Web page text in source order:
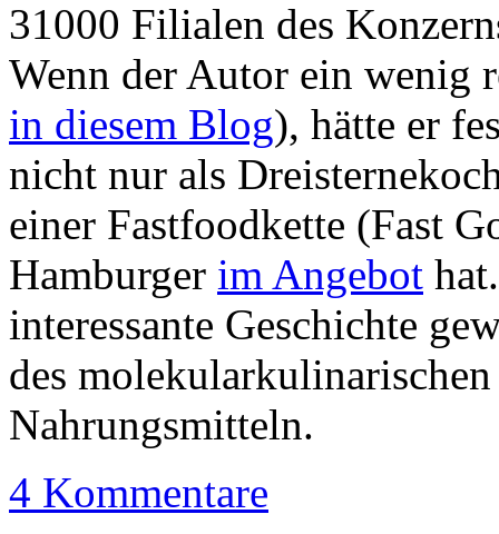
31000 Filialen des
Wenn der Autor ein wenig
in diesem Blog), hätte er
nicht nur als
einer Fastfoodkette (Fast
Hamburger im Angebot
interessante Geschichte
des
Nahrungsmitteln.
4 Kommentare